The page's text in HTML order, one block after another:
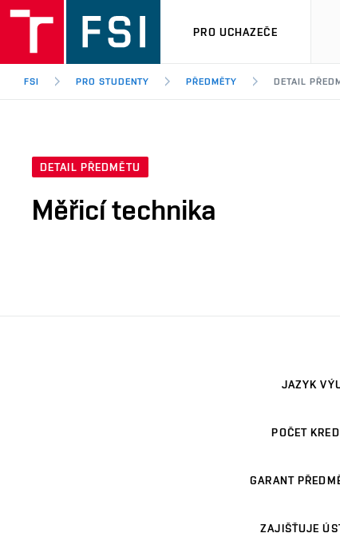
PRO UCHAZEČE
FSI PRO STUDENTY PŘEDMĚTY DETAIL
DETAIL PŘEDMĚTU
Měřicí technika
JAZYK
POČET
GARANT
ZAJIŠŤUJE